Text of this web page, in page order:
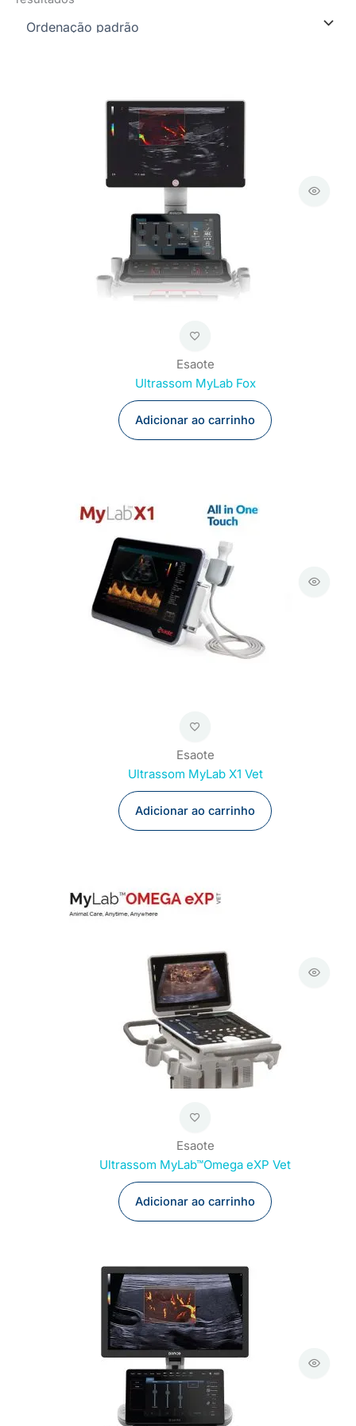
Esaote
Ultrassom MyLab Fox
Adicionar ao carrinho
Esaote
Ultrassom MyLab X1 Vet
Adicionar ao carrinho
Esaote
Ultrassom MyLab™Omega eXP Vet
Adicionar ao carrinho